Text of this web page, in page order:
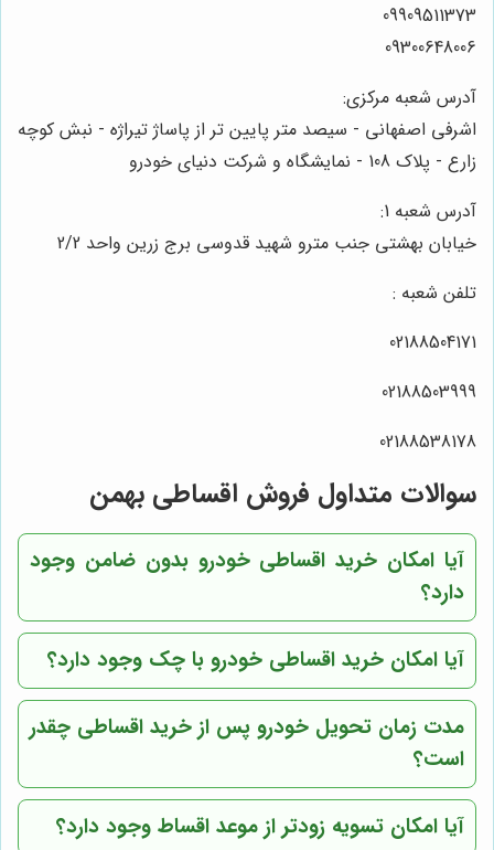
09909511373
09300648006
آدرس شعبه مرکزی:
اشرفی اصفهانی - سیصد متر پایین تر از پاساژ تیراژه - نبش کوچه
زارع - پلاک 108 - نمایشگاه و شرکت دنیای خودرو
آدرس شعبه 1:
خیابان بهشتی جنب مترو شهید قدوسی برج زرین واحد 2/2
تلفن شعبه :
02188504171
02188503999
02188538178
سوالات متداول فروش اقساطی بهمن
آیا امکان خرید اقساطی خودرو بدون ضامن وجود
دارد؟
آیا امکان خرید اقساطی خودرو با چک وجود دارد؟
مدت زمان تحویل خودرو پس از خرید اقساطی چقدر
است؟
آیا امکان تسویه زودتر از موعد اقساط وجود دارد؟